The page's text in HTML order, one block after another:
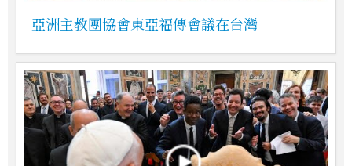
亞洲主教團協會東亞福傳會議在台灣